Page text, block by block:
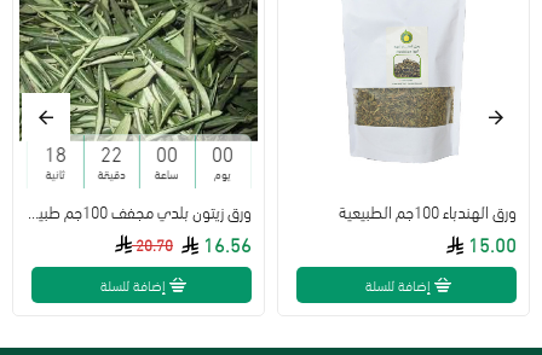
ورق الهندباء 100جم الطبيعية
15.00
إضافة للسلة
00
يوم
00
ساعة
22
دقيقة
17
ثانية
20.70 16.56
إضافة للسلة